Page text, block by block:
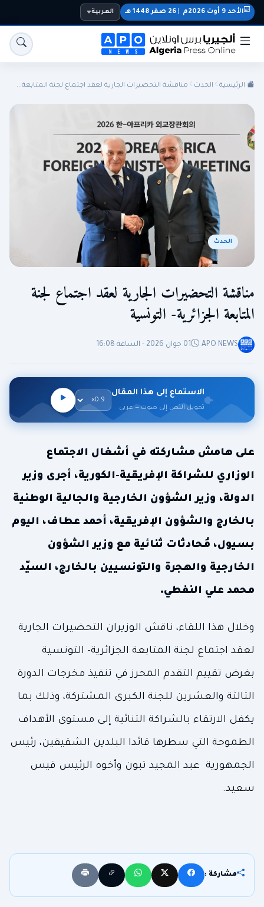
الجالية المنتخب الوطني
اقتصاد رياضة
الأحد 9 أوت 2026م 26 صفر 1448 هـ العربية
الرئيسية الحدث مناقشة التحضيرات الجارية لعقد اجتماع لجنة المتابعة...
الحدث
مناقشة التحضيرات الجارية لعقد اجتماع لجنة
المتابعة الجزائرية- التونسية
APO NEWS 01 جوان 2026 - الساعة 16:08
الاستماع إلى هذا المقال
تحويل النص إلى صوت — عربي
على هامش مشاركته في أشغال الاجتماع
الوزاري للشراكة الإفريقية-الكورية، أجرى وزير
الدولة، وزير الشؤون الخارجية والجالية الوطنية
بالخارج والشؤون الإفريقية، أحمد عطاف، اليوم
بسيول، مُحادثات ثنائية مع وزير الشؤون
الخارجية والهجرة والتونسيين بالخارج، السيّد
محمد علي النفطي.
وخلال هذا اللقاء، ناقش الوزيران التحضيرات الجارية
لعقد اجتماع لجنة المتابعة الجزائرية- التونسية
بغرض تقييم التقدم المحرز في تنفيذ مخرجات الدورة
الثالثة والعشرين للجنة الكبرى المشتركة، وذلك بما
يكفل الارتقاء بالشراكة الثنائية إلى مستوى الأهداف
الطموحة التي سطرها قائدا البلدين الشقيقين، رئيس
الجمهورية عبد المجيد تبون وأخوه الرئيس قيس
سعيد.
مشاركة :